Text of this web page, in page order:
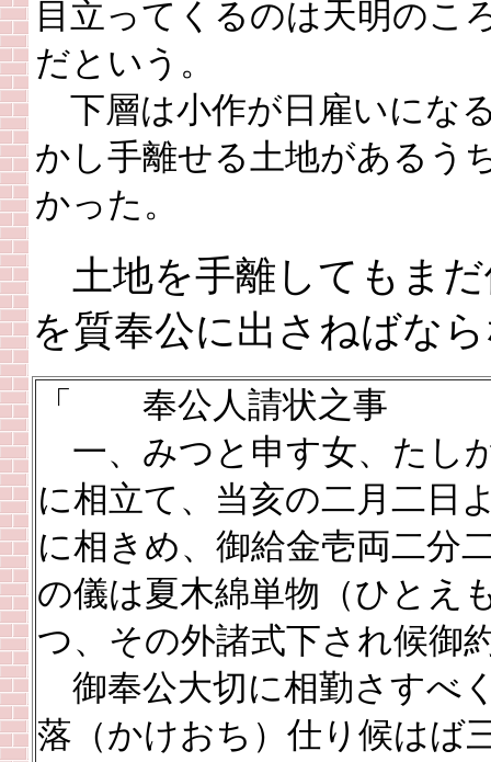
目立ってくるのは天明のこ
だという。
下層は小作が日雇いにな
かし手離せる土地があるう
かった。
土地を手離してもまだ
を質奉公に出さねばな
「 奉公人請状之事
一、みつと申す女、たし
に相立て、当亥の二月二日
に相きめ、御給金壱両二分
の儀は夏木綿単物（ひとえ
つ、その外諸式下され候御
御奉公大切に相勤さすべ
落（かけおち）仕り候はば